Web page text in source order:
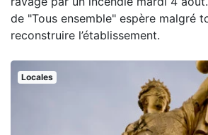
de "Tous ensemble" espère malgré
reconstruire l’établissement.
Locales